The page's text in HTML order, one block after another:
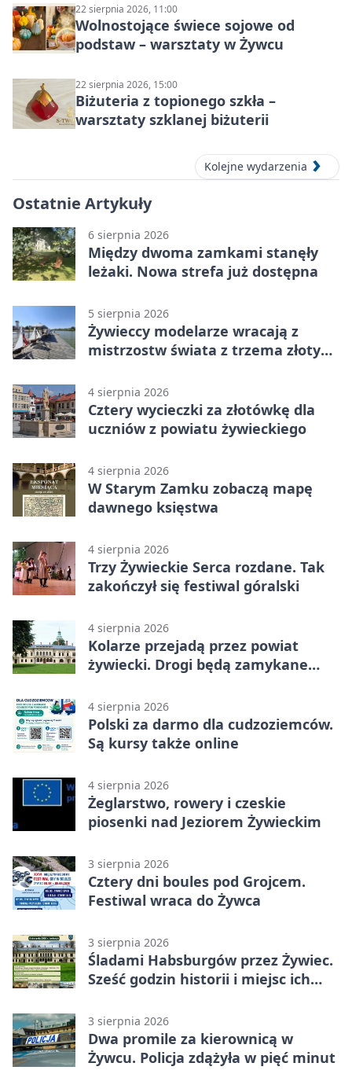
22 sierpnia 2026, 11:00
Wolnostojące świece sojowe od
podstaw – warsztaty w Żywcu
22 sierpnia 2026, 15:00
Biżuteria z topionego szkła –
warsztaty szklanej biżuterii
Kolejne wydarzenia
Ostatnie Artykuły
6 sierpnia 2026
Między dwoma zamkami stanęły
leżaki. Nowa strefa już dostępna
5 sierpnia 2026
Żywieccy modelarze wracają z
mistrzostw świata z trzema złotymi
4 sierpnia 2026
Cztery wycieczki za złotówkę dla
uczniów z powiatu żywieckiego
4 sierpnia 2026
W Starym Zamku zobaczą mapę
dawnego księstwa
4 sierpnia 2026
Trzy Żywieckie Serca rozdane. Tak
zakończył się festiwal góralski
4 sierpnia 2026
Kolarze przejadą przez powiat
żywiecki. Drogi będą zamykane
4 sierpnia 2026
Polski za darmo dla cudzoziemców.
Są kursy także online
4 sierpnia 2026
Żeglarstwo, rowery i czeskie
piosenki nad Jeziorem Żywieckim
3 sierpnia 2026
Cztery dni boules pod Grojcem.
Festiwal wraca do Żywca
3 sierpnia 2026
Śladami Habsburgów przez Żywiec.
Sześć godzin historii i miejsc ich
3 sierpnia 2026
Dwa promile za kierownicą w
Żywcu. Policja zdążyła w pięć minut